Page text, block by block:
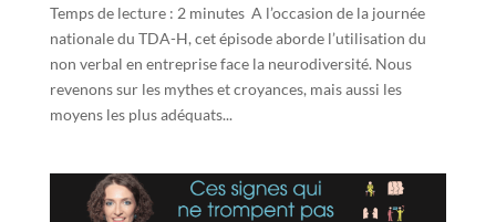
Temps de lecture : 2 minutes A l’occasion de la journée
nationale du TDA-H, cet épisode aborde l’utilisation du
non verbal en entreprise face la neurodiversité. Nous
revenons sur les mythes et croyances, mais aussi les
moyens les plus adéquats...